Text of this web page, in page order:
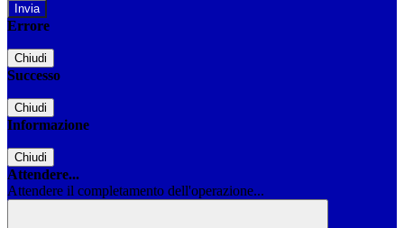
Errore
Chiudi
Successo
Chiudi
Informazione
Chiudi
Attendere...
Attendere il completamento dell'operazione...